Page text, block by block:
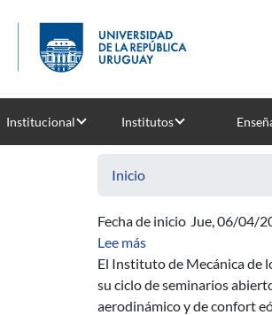
Institucional Institutos
Inicio
Fecha de inicio Jue, 06/04/
Lee mássobre Nuevo
El Instituto de Mecánica de
su ciclo de seminarios
aerodinámico y de confort